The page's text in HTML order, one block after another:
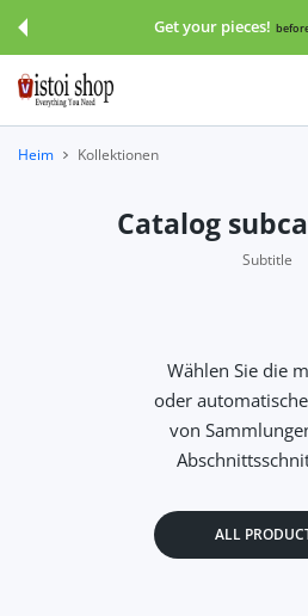
INHALT Get your pieces!
Heim Kollektionen
Catalog
Subtitle
Wählen Sie die
oder
von
ALL